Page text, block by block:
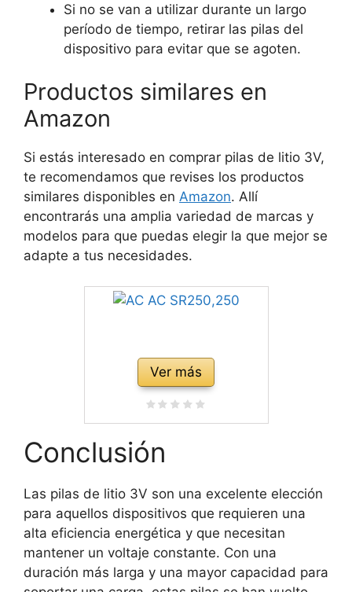
Si no se van a utilizar durante un largo
período de tiempo, retirar las pilas del
dispositivo para evitar que se agoten.
Productos similares en
Amazon
Si estás interesado en comprar pilas de litio 3V,
te recomendamos que revises los productos
similares disponibles en Amazon. Allí
encontrarás una amplia variedad de marcas y
modelos para que puedas elegir la que mejor se
adapte a tus necesidades.
Ver más
Conclusión
Las pilas de litio 3V son una excelente elección
para aquellos dispositivos que requieren una
alta eficiencia energética y que necesitan
mantener un voltaje constante. Con una
duración más larga y una mayor capacidad para